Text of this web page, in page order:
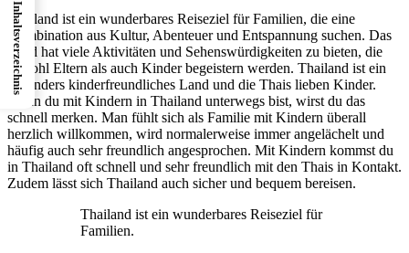
Thailand ist ein wunderbares Reiseziel für Familien, die eine
Kombination aus Kultur, Abenteuer und Entspannung suchen. Das
Land hat viele Aktivitäten und Sehenswürdigkeiten zu bieten, die
sowohl Eltern als auch Kinder begeistern werden. Thailand ist ein
besonders kinderfreundliches Land und die Thais lieben Kinder.
Wenn du mit Kindern in Thailand unterwegs bist, wirst du das
schnell merken. Man fühlt sich als Familie mit Kindern überall
herzlich willkommen, wird normalerweise immer angelächelt und
häufig auch sehr freundlich angesprochen. Mit Kindern kommst du
in Thailand oft schnell und sehr freundlich mit den Thais in Kontakt.
Zudem lässt sich Thailand auch sicher und bequem bereisen.
Thailand ist ein wunderbares Reiseziel für
Familien.
Inhaltsverzeichnis